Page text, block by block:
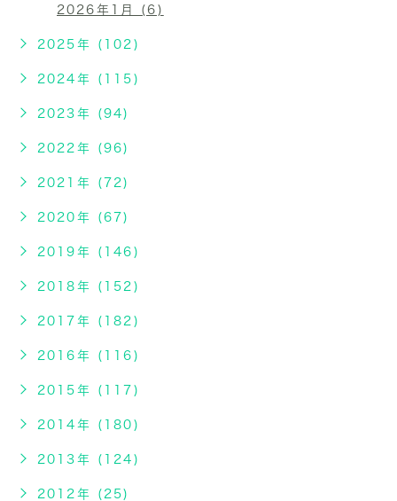
2026年1月 (6)
2025年 (102)
2024年 (115)
2023年 (94)
2022年 (96)
2021年 (72)
2020年 (67)
2019年 (146)
2018年 (152)
2017年 (182)
2016年 (116)
2015年 (117)
2014年 (180)
2013年 (124)
2012年 (25)